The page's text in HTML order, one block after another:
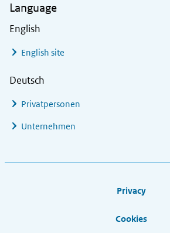
Language
English
English site
Deutsch
Privatpersonen
Unternehmen
Privacy
Cookies